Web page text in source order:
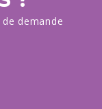
demande